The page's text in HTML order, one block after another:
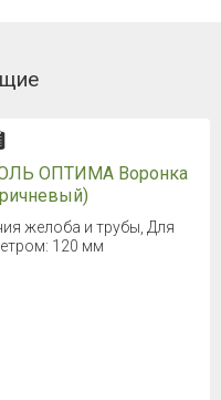
ОПТИМА Воронка
желоба и трубы, Для
120 мм